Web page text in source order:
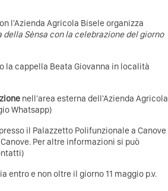
l'Azienda Agricola Bisele organizza
Sènsa con la celebrazione del giorno
la cappella Beata Giovanna in località
nell'area esterna dell'Azienda Agricola
Whatsapp)
il Palazzetto Polifunzionale a Canove
Per altre informazioni si può
entro e non oltre il giorno 11 maggio p.v.